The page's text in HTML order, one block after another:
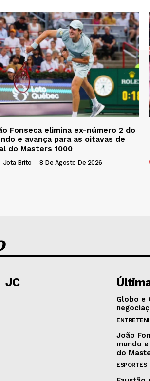
Fonseca elimina ex-número 2 do
e avança para as oitavas de
do Masters 1000
Jota Brito - 8 De Agosto De 2026
JC
Globo e
João
mundo
do
ESPORTES